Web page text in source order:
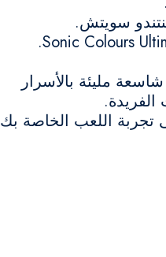
سويتش.
مليئة بالأسرار
تجربة اللعب الخاصة بك